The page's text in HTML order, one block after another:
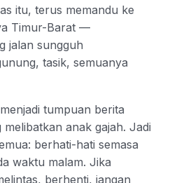
itu, terus memandu ke
Timur-Barat —
jalan sungguh
tasik, semuanya
tumpuan berita
anak gajah. Jadi
berhati-hati semasa
waktu malam. Jika
berhenti, jangan